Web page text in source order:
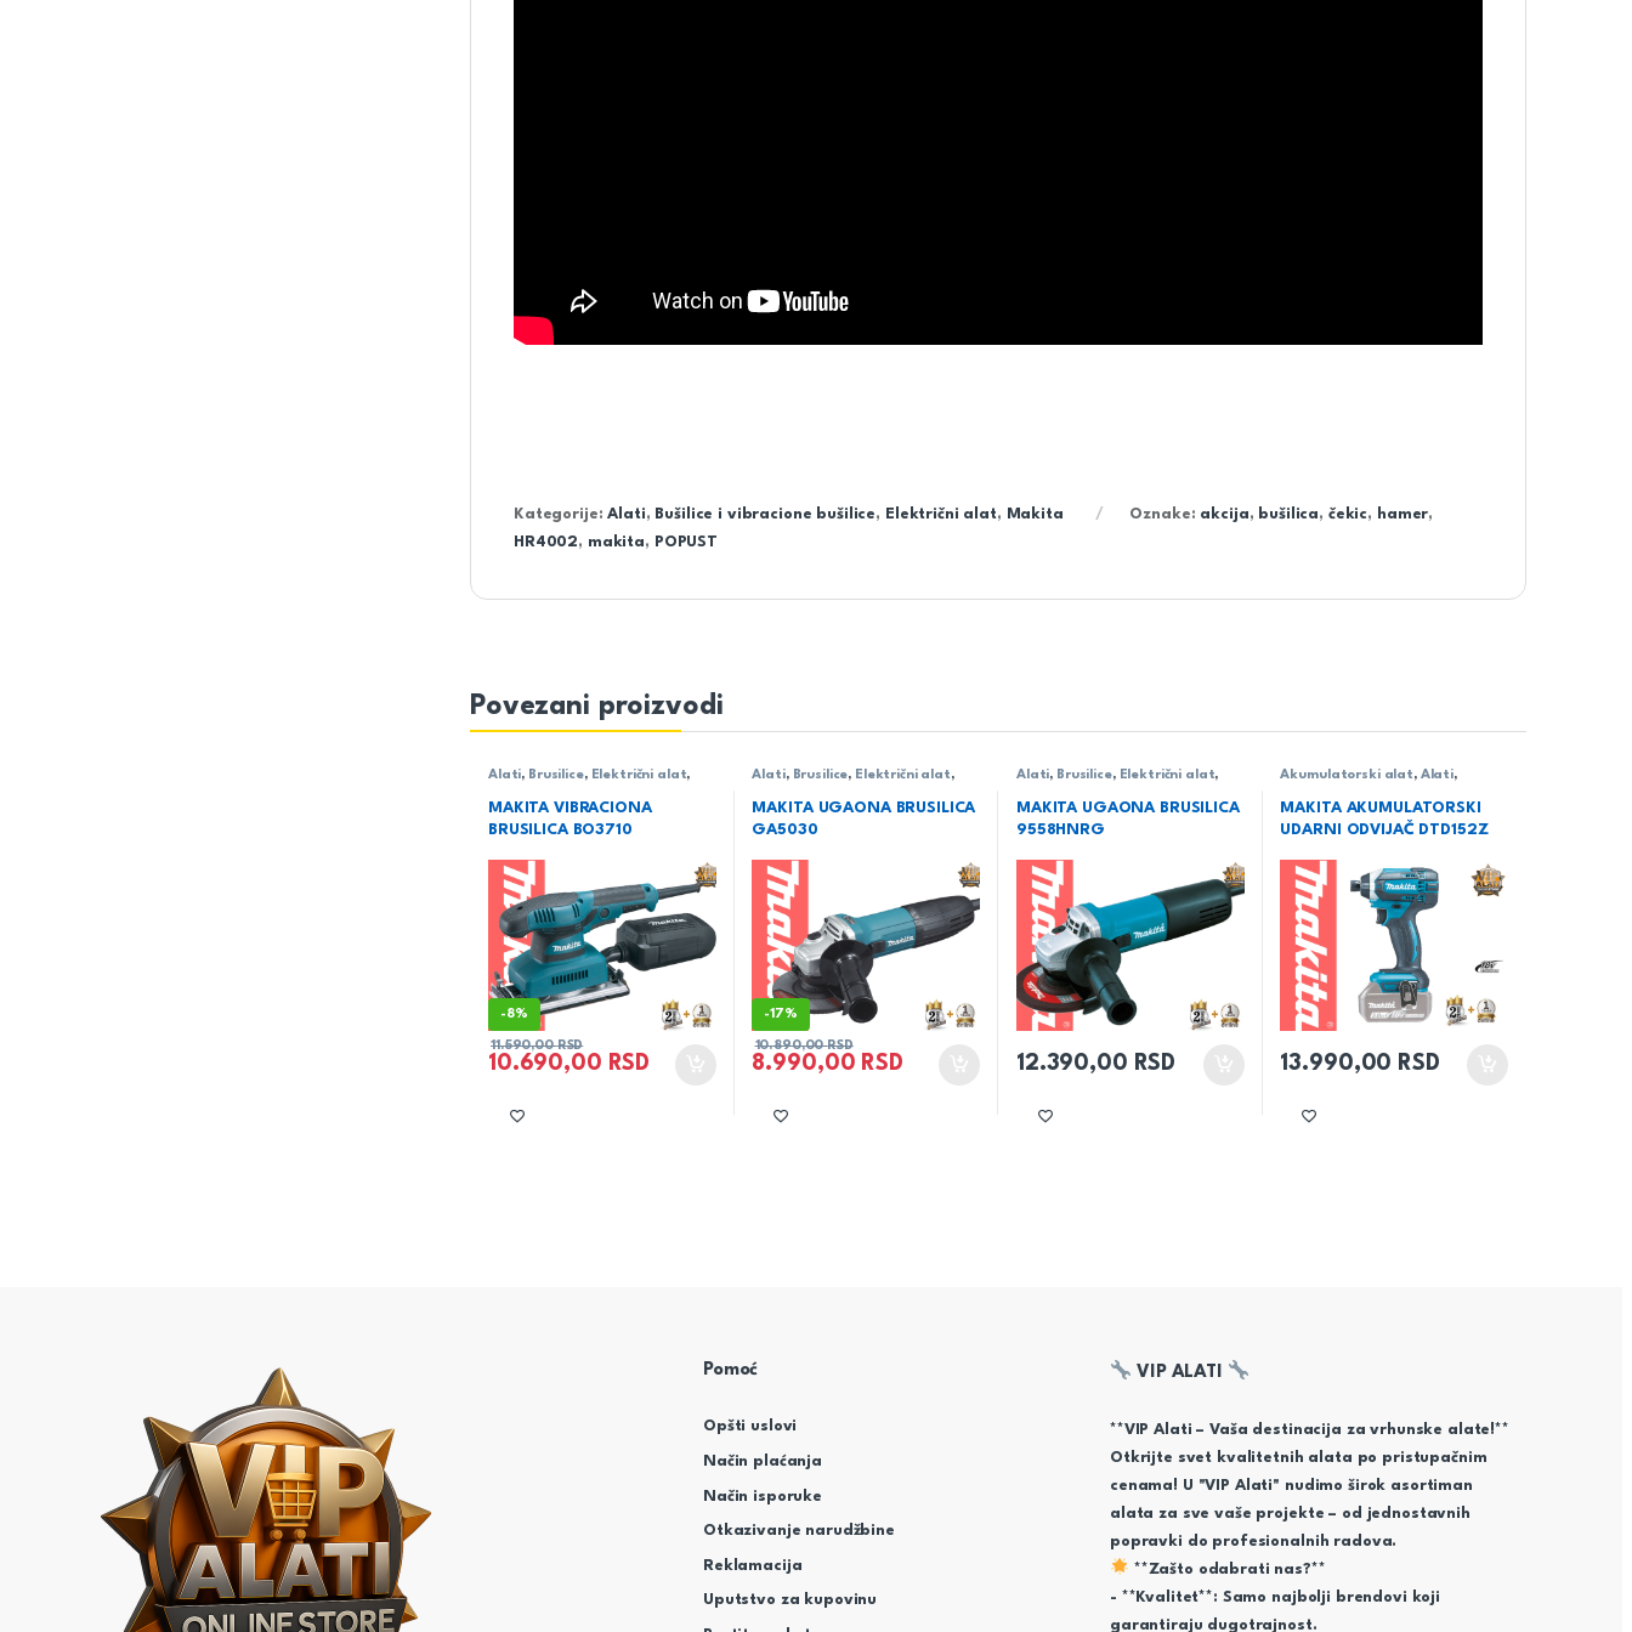
Kategorije:Alati, Bušilice i vibracione bušilice, Električni alat, Makita Oznake: akcija, bušilica, čekic, hamer,
HR4002, makita, POPUST
Povezani proizvodi
Alati, Brusilice, Električni alat,
MAKITA VIBRACIONA
BRUSILICA BO3710
-8%
10.690,00 RSD
11.590,00RSD
Alati, Brusilice, Električni alat,
MAKITA UGAONA BRUSILICA
GA5030
-17%
8.990,00 RSD
10.890,00RSD
Alati, Brusilice, Električni alat,
MAKITA UGAONA BRUSILICA
9558HNRG
12.390,00 RSD
Akumulatorski alat, Alati,
MAKITA AKUMULATORSKI
UDARNI ODVIJAČ DTD152Z
13.990,00 RSD
Pomoć
Opšti uslovi
Način plaćanja
Način isporuke
Otkazivanje narudžbine
Reklamacija
Uputstvo za kupovinu
VIP ALATI
**VIP Alati – Vaša destinacija za vrhunske alate!**
Otkrijte svet kvalitetnih alata po pristupačnim
cenama! U "VIP Alati" nudimo širok asortiman
alata za sve vaše projekte – od jednostavnih
popravki do profesionalnih radova.
**Zašto odabrati nas?**
- **Kvalitet**: Samo najbolji brendovi koji
garantiraju dugotrajnost.